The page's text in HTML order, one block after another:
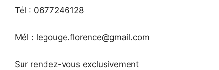
Tél : 0677246128
Mél : legouge.florence@gmail.com
Sur rendez-vous exclusivement